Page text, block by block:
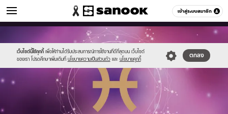
เข้าสู่ระบบสมาชิก
ดูดวง หมวดอื่นๆ
เว็บไซต์นี้ใช้คุกกี้ เพื่อให้ท่านได้รับประสบการณ์การใช้งานที่ดีที่สุดบน เว็บไซต์
ของเรา โปรดศึกษาเพิ่มเติมที่ นโยบายความเป็นส่วนตัว และ นโยบายคุกกี้
ตกลง
//s.isanook.com/sr/0/images/logo-
new-
sanook.png
//s.isanook.com/ho/0/ud/fxd/week/pisces_zodiac.png